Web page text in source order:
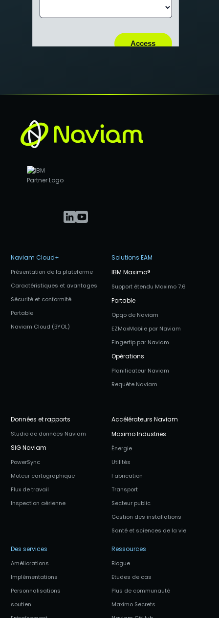
Naviam Cloud+
Présentation de la plateforme
Caractéristiques et avantages
Sécurité et conformité
Portable
Naviam Cloud (BYOL)
Solutions EAM
IBM Maximo®
Support étendu Maximo 7.6
Portable
Opqo de Naviam
EZMaxMobile par Naviam
Fingertip par Naviam
Opérations
Planificateur Naviam
Requête Naviam
Données et rapports
Studio de données Naviam
SIG Naviam
PowerSync
Moteur cartographique
Flux de travail
Inspection aérienne
Accélérateurs Naviam
Maximo Industries
Énergie
Utilités
Fabrication
Transport
Secteur public
Gestion des installations
Santé et sciences de la vie
Des services
Améliorations
Implémentations
Personnalisations
soutien
Ressources
Blogue
Etudes de cas
Plus de communauté
Maximo Secrets